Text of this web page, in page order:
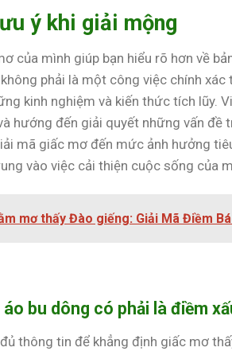
ý khi giải mộng
của mình giúp bạn hiểu rõ hơn về
phải là một công việc chính
kinh nghiệm và kiến thức tích lũy.
hướng đến giải quyết những vấn đề
mã giấc mơ đến mức ảnh hưởng
vào việc cải thiện cuộc sống của
mơ thấy Đào giếng: Giải Mã Điềm
áo bu dông có phải là điềm
thông tin để khẳng định giấc mơ